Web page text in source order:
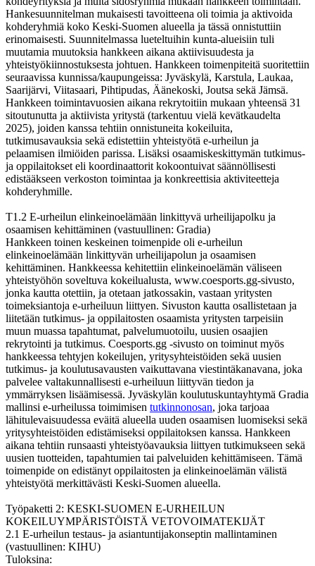
Hankesuunnitelman mukaisesti tavoitteena oli toimia ja aktivoida
kohderyhmiä koko Keski-Suomen alueella ja tässä onnistuttiin
erinomaisesti. Suunnitelmassa lueteltuihin kunta-alueisiin tuli
muutamia muutoksia hankkeen aikana aktiivisuudesta ja
yhteistyökiinnostuksesta johtuen. Hankkeen toimenpiteitä suoritettiin
seuraavissa kunnissa/kaupungeissa: Jyväskylä, Karstula, Laukaa,
Saarijärvi, Viitasaari, Pihtipudas, Äänekoski, Joutsa sekä Jämsä.
Hankkeen toimintavuosien aikana rekrytoitiin mukaan yhteensä 31
sitoutunutta ja aktiivista yritystä (tarkentuu vielä kevätkaudelta
2025), joiden kanssa tehtiin onnistuneita kokeiluita,
tutkimusavauksia sekä edistettiin yhteistyötä e-urheilun ja
pelaamisen ilmiöiden parissa. Lisäksi osaamiskeskittymän tutkimus-
ja oppilaitokset eli koordinaattorit kokoontuivat säännöllisesti
edistääkseen verkoston toimintaa ja konkreettisia aktiviteetteja
kohderyhmille.
T1.2 E-urheilun elinkeinoelämään linkittyvä urheilijapolku ja
osaamisen kehittäminen (vastuullinen: Gradia)
Hankkeen toinen keskeinen toimenpide oli e-urheilun
elinkeinoelämään linkittyvän urheilijapolun ja osaamisen
kehittäminen. Hankkeessa kehitettiin elinkeinoelämän väliseen
yhteistyöhön soveltuva kokeilualusta, www.coesports.gg-sivusto,
jonka kautta otettiin, ja otetaan jatkossakin, vastaan yritysten
toimeksiantoja e-urheiluun liittyen. Sivuston kautta osallistetaan ja
liitetään tutkimus- ja oppilaitosten osaamista yritysten tarpeisiin
muun muassa tapahtumat, palvelumuotoilu, uusien osaajien
rekrytointi ja tutkimus. Coesports.gg -sivusto on toiminut myös
hankkeessa tehtyjen kokeilujen, yritysyhteistöiden sekä uusien
tutkimus- ja koulutusavausten vaikuttavana viestintäkanavana, joka
palvelee valtakunnallisesti e-urheiluun liittyvän tiedon ja
ymmärryksen lisäämisessä. Jyväskylän koulutuskuntayhtymä Gradia
mallinsi e-urheilussa toimimisen tutkinnonosan, joka tarjoaa
lähitulevaisuudessa eväitä alueella uuden osaamisen luomiseksi sekä
yritysyhteistöiden edistämiseksi oppilaitoksen kanssa. Hankkeen
aikana tehtiin runsaasti yhteistyöavauksia liittyen tutkimukseen sekä
uusien tuotteiden, tapahtumien tai palveluiden kehittämiseen. Tämä
toimenpide on edistänyt oppilaitosten ja elinkeinoelämän välistä
yhteistyötä merkittävästi Keski-Suomen alueella.
Työpaketti 2: KESKI-SUOMEN E-URHEILUN
KOKEILUYMPÄRISTÖISTÄ VETOVOIMATEKIJÄT
2.1 E-urheilun testaus- ja asiantuntijakonseptin mallintaminen
(vastuullinen: KIHU)
Tuloksina: